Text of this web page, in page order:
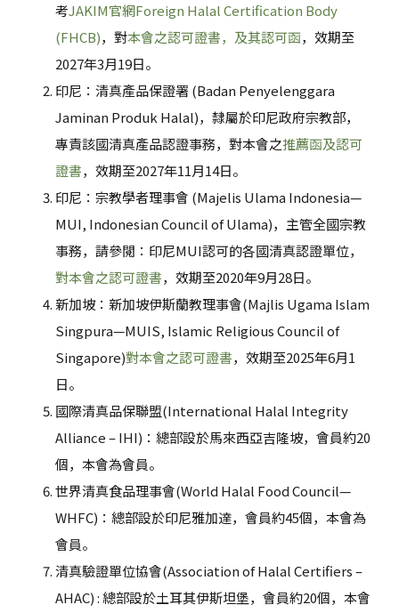
考JAKIM官網Foreign Halal Certification Body
(FHCB)，對本會之認可證書，及其認可函，效期至
2027年3月19日。
印尼：清真產品保證署 (Badan Penyelenggara
Jaminan Produk Halal)，隸屬於印尼政府宗教部，
專責該國清真產品認證事務，對本會之推薦函及認可
證書，效期至2027年11月14日。
印尼：宗教學者理事會 (Majelis Ulama Indonesia—
MUI, Indonesian Council of Ulama)，主管全國宗教
事務，請參閱：印尼MUI認可的各國清真認證單位，
對本會之認可證書，效期至2020年9月28日。
新加坡：新加坡伊斯蘭教理事會(Majlis Ugama Islam
Singpura—MUIS, Islamic Religious Council of
Singapore)對本會之認可證書，效期至2025年6月1
日。
國際清真品保聯盟(International Halal Integrity
Alliance – IHI)：總部設於馬來西亞吉隆坡，會員約20
個，本會為會員。
世界清真食品理事會(World Halal Food Council—
WHFC)：總部設於印尼雅加達，會員約45個，本會為
會員。
清真驗證單位協會(Association of Halal Certifiers –
AHAC) : 總部設於土耳其伊斯坦堡，會員約20個，本會